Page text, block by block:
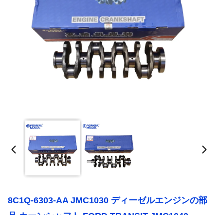
8C1Q-6303-AA JMC1030 ディーゼルエンジンの部